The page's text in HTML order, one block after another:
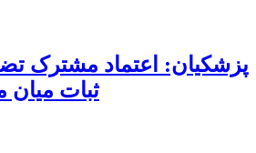
پزشکیان: اعتماد مشترک
ثبات میان